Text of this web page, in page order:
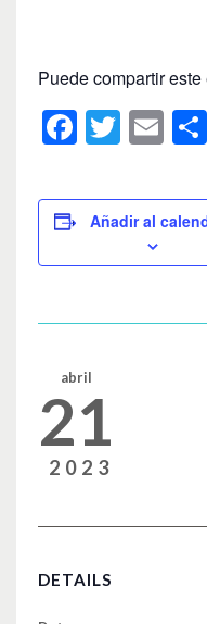
Puede compartir este
F
a
c
e
b
o
k
T
wi
tt
er
E
m
ail
Añadir al
abril
21
2023
DETAILS